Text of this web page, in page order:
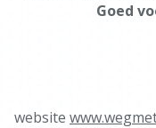
Goed
website